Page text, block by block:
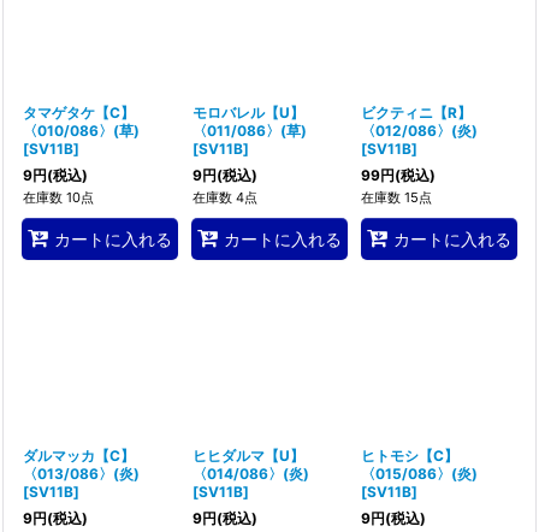
タマゲタケ【C】
〈010/086〉(草)
[SV11B]
9円(税込)
在庫数 10点
カートに入れる
モロバレル【U】
〈011/086〉(草)
[SV11B]
9円(税込)
在庫数 4点
カートに入れる
ビクティニ【R】
〈012/086〉(炎)
[SV11B]
99円(税込)
在庫数 15点
カートに入れる
ダルマッカ【C】
〈013/086〉(炎)
[SV11B]
9円(税込)
ヒヒダルマ【U】
〈014/086〉(炎)
[SV11B]
9円(税込)
ヒトモシ【C】
〈015/086〉(炎)
[SV11B]
9円(税込)